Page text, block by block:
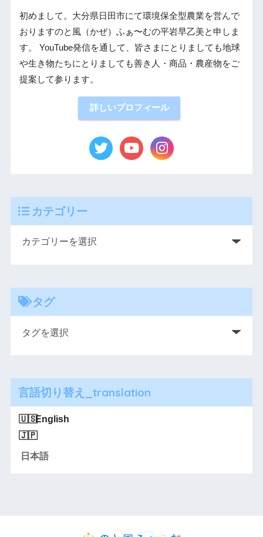
初めまして。大分県日田市にて環境保全型農業を営んで
おりますのと風（かぜ）ふぁ〜むの平岩早乙美と申しま
す。 YouTube発信を通して、皆さまにとりましても地球
や生き物たちにとりましても善き人・商品・農産物をご
提案して参ります。
詳しいプロフィール
カテゴリー
タグ
言語切り替え_translation
English
日本語